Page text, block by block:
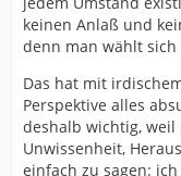
keinen Anlaß und
denn man wählt sich
Das hat mit
Perspektive alles
deshalb wichtig, weil
Unwissenheit,
einfach zu sagen: